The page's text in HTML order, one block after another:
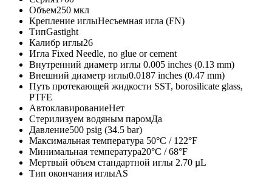
Объем250 мкл
Крепление иглыНесъемная игла (FN)
ТипGastight
Калибр иглы26
Игла Fixed Needle, no glue or cement
Внутренний диаметр иглы 0.005 inches (0.13 mm)
Внешний диаметр иглы0.0187 inches (0.47 mm)
Путь протекающей жидкости SST, borosilicate glass,
PTFE
АвтоклавированиеНет
Стерилизуем водяным паромДа
Давление500 psig (34.5 bar)
Максимальная температура 50°C / 122°F
Минимальная температура20°C / 68°F
Мертвый объем стандартной иглы 2.70 µL
Тип окончания иглыAS